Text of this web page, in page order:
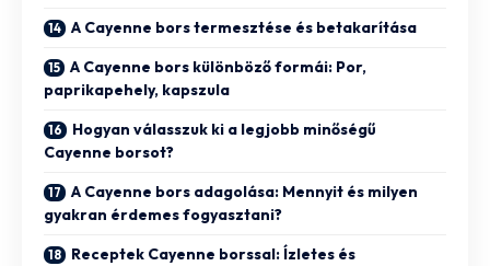
A Cayenne bors termesztése és betakarítása
A Cayenne bors különböző formái: Por,
paprikapehely, kapszula
Hogyan válasszuk ki a legjobb minőségű
Cayenne borsot?
A Cayenne bors adagolása: Mennyit és milyen
gyakran érdemes fogyasztani?
Receptek Cayenne borssal: Ízletes és